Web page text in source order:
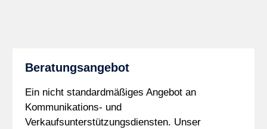
Beratungsangebot
Ein nicht standardmäßiges Angebot an
Kommunikations- und
Verkaufsunterstützungsdiensten. Unser